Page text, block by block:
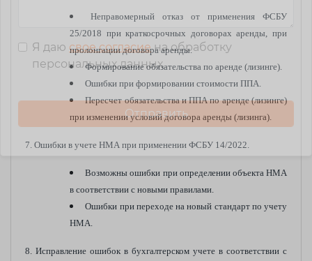
Неправомерный отказ от применения ФСБУ
25/2018 при краткосрочных договорах аренды, при
пролонгации договора аренды.
Формирование обязательства по аренде (лизинге).
Ошибки при формировании стоимости ППА.
Пересчет обязательства и ППА по аренде (лизинге)
при изменении условий договора аренды (лизинга).
7. Ошибки в учете НМА при применении ФСБУ 14/2022.
Возможны ошибки при определении объекта НМА
в соответствии с новыми правилами.
Ошибки при переходе на новый стандарт по учету
НМА.
8. Исправление ошибок в бухгалтерском учете в соответствии с
Я даю свое согласиена обработку
персональных данных